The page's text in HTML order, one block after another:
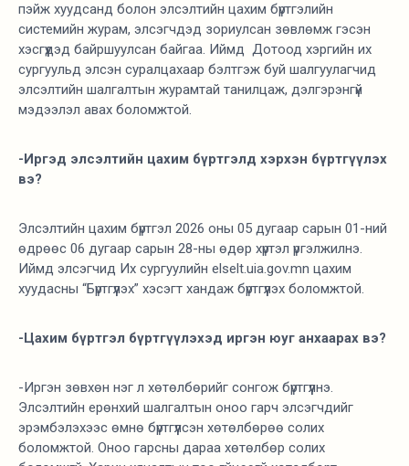
пэйж хуудсанд болон элсэлтийн цахим бүртгэлийн
системийн журам, элсэгчдэд зориулсан зөвлөмж гэсэн
хэсгүүдэд байршуулсан байгаа. Иймд Дотоод хэргийн их
сургуульд элсэн суралцахаар бэлтгэж буй шалгуулагчид
элсэлтийн шалгалтын журамтай танилцаж, дэлгэрэнгүй
мэдээлэл авах боломжтой.
-Иргэд элсэлтийн цахим бүртгэлд хэрхэн бүртгүүлэх
вэ?
Элсэлтийн цахим бүртгэл 2026 оны 05 дугаар сарын 01-ний
өдрөөс 06 дугаар сарын 28-ны өдөр хүртэл үргэлжилнэ.
Иймд элсэгчид Их сургуулийн elselt.uia.gov.mn цахим
хуудасны “Бүртгүүлэх” хэсэгт хандаж бүртгүүлэх боломжтой.
-Цахим бүртгэл бүртгүүлэхэд иргэн юуг анхаарах вэ?
-Иргэн зөвхөн нэг л хөтөлбөрийг сонгож бүртгүүлнэ.
Элсэлтийн ерөнхий шалгалтын оноо гарч элсэгчдийг
эрэмбэлэхээс өмнө бүртгүүлсэн хөтөлбөрөө солих
боломжтой. Оноо гарсны дараа хөтөлбөр солих